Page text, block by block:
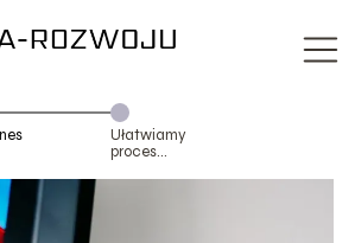
Ułatwiamy
proces
odprawy celnej